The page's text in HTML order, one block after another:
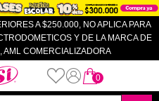
A $250.000, NO APLICA PARA
Y DE LA MARCA DE
AML COMERCIALIZADORA
Almacenes SI
0